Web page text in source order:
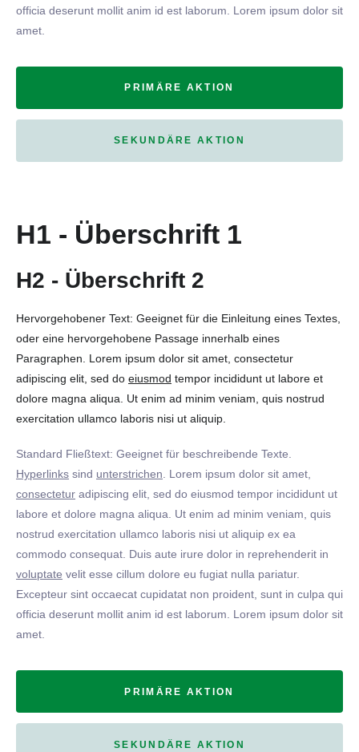
officia deserunt mollit anim id est laborum. Lorem ipsum dolor sit
amet.
PRIMÄRE AKTION
SEKUNDÄRE AKTION
H1 - Überschrift 1
H2 - Überschrift 2
Hervorgehobener Text: Geeignet für die Einleitung eines Textes,
oder eine hervorgehobene Passage innerhalb eines
Paragraphen. Lorem ipsum dolor sit amet, consectetur
adipiscing elit, sed do eiusmod tempor incididunt ut labore et
dolore magna aliqua. Ut enim ad minim veniam, quis nostrud
exercitation ullamco laboris nisi ut aliquip.
Standard Fließtext: Geeignet für beschreibende Texte.
Hyperlinks sind unterstrichen . Lorem ipsum dolor sit amet,
consectetur adipiscing elit, sed do eiusmod tempor incididunt ut
labore et dolore magna aliqua. Ut enim ad minim veniam, quis
nostrud exercitation ullamco laboris nisi ut aliquip ex ea
commodo consequat. Duis aute irure dolor in reprehenderit in
voluptate velit esse cillum dolore eu fugiat nulla pariatur.
Excepteur sint occaecat cupidatat non proident, sunt in culpa qui
officia deserunt mollit anim id est laborum. Lorem ipsum dolor sit
amet.
PRIMÄRE AKTION
SEKUNDÄRE AKTION